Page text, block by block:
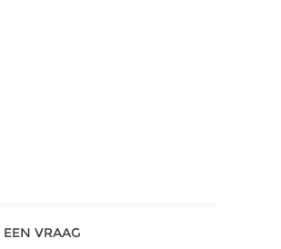
EEN VRAAG